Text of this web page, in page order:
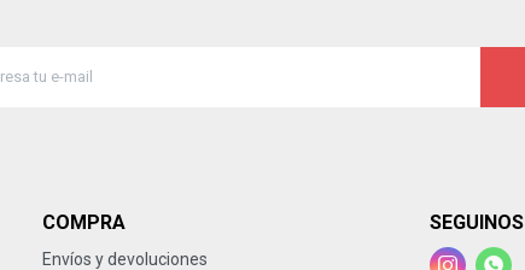
COMPRA
Envíos y devoluciones
SEGUINOS
 